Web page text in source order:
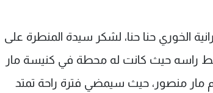
الخوري حنا حنا، لشكر سيدة المنطرة على
راسه حيث كانت له محطة في كنيسة مار
مار منصور، حيث سيمضي فترة راحة تمتد